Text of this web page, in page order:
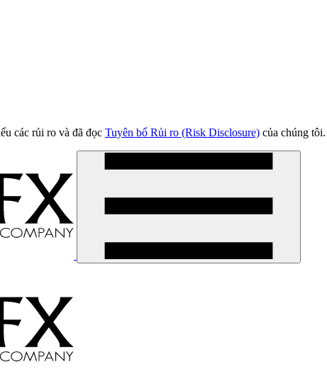
các rủi ro và đã đọc Tuyên bố Rủi ro (Risk Disclosure) của chúng tôi.